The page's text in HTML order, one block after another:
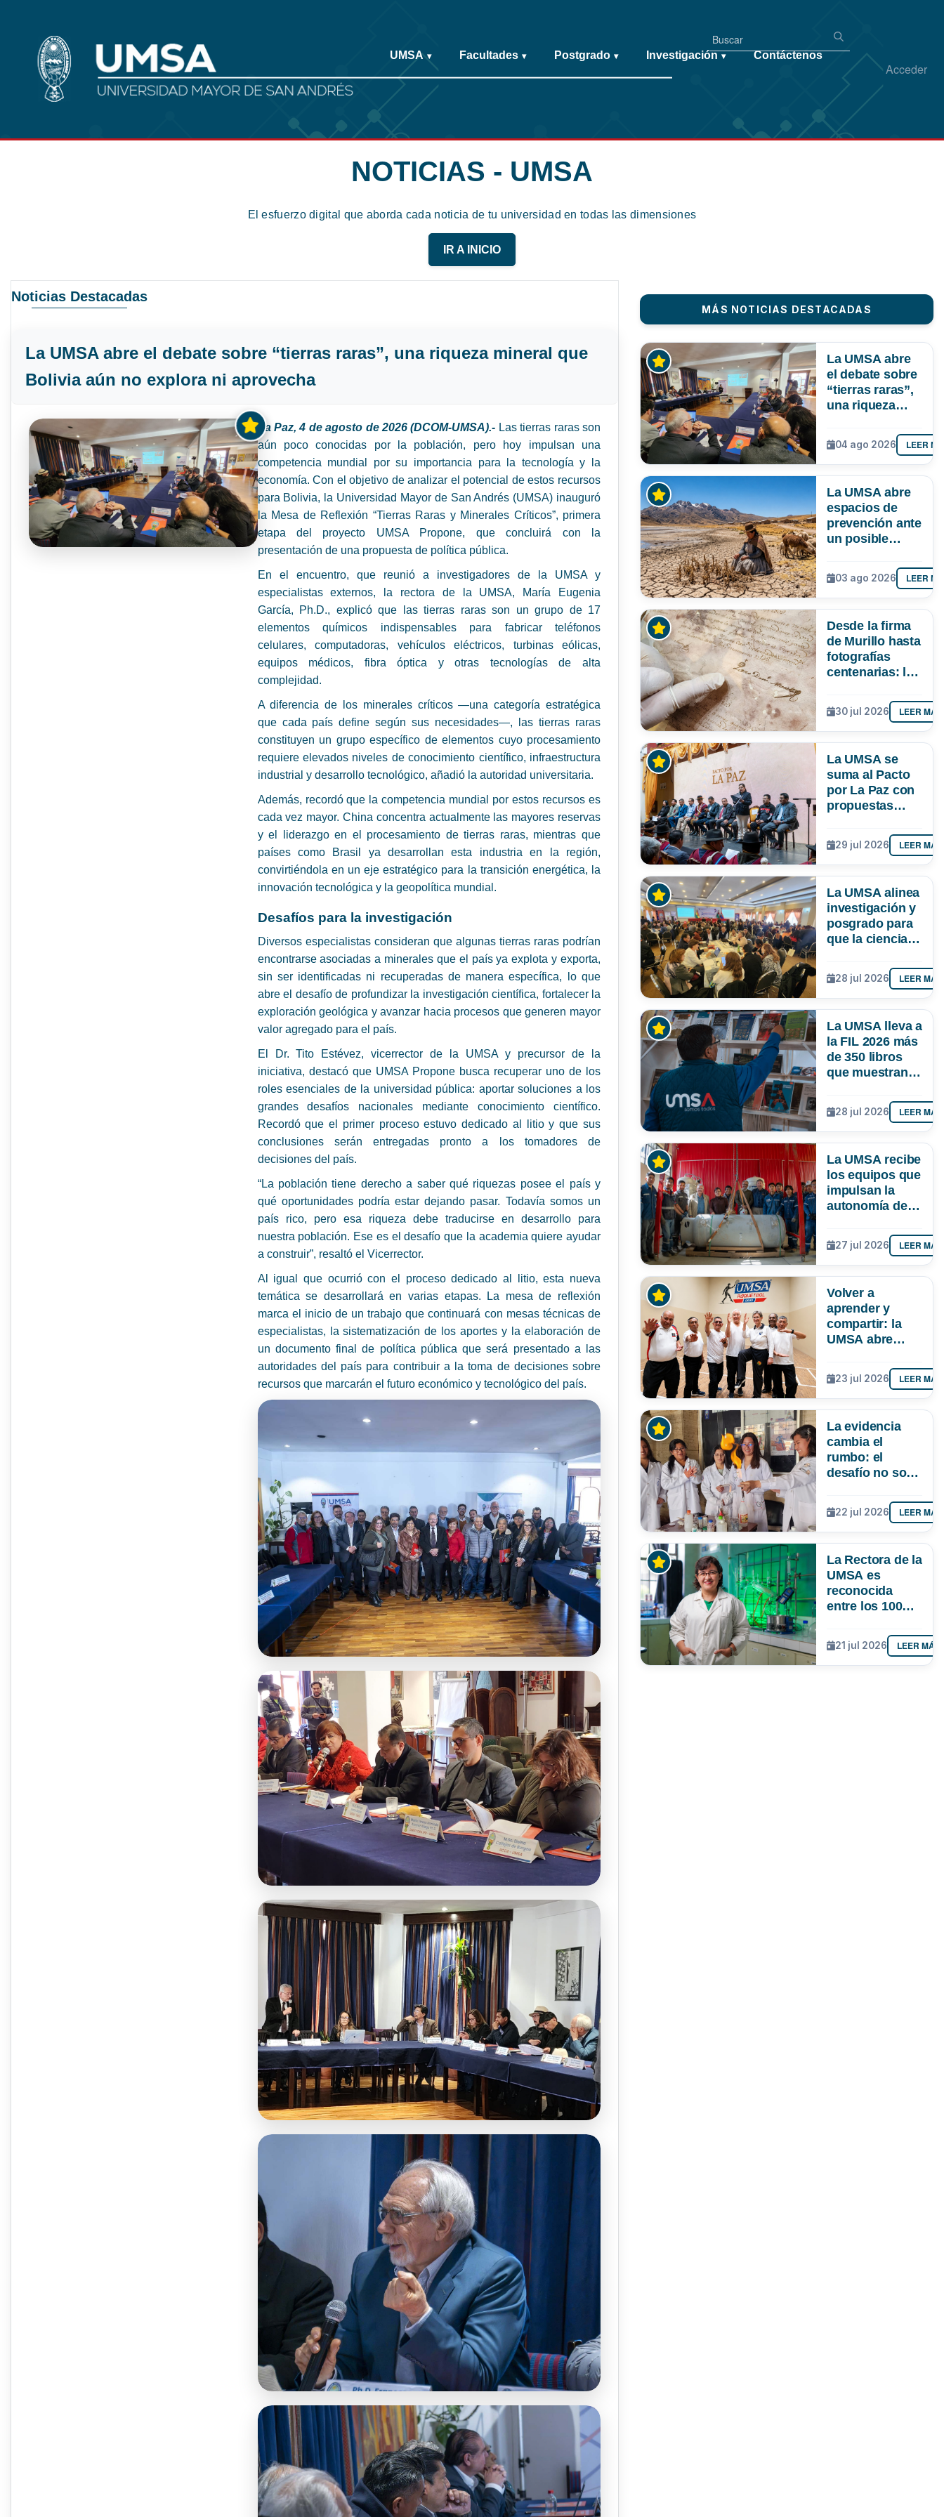
Acceder
UMSA ▾ Facultades ▾ Postgrado ▾ Investigación ▾ Contáctenos
NOTICIAS - UMSA
El esfuerzo digital que aborda cada noticia de tu universidad en todas las dimensiones
IR A INICIO
Noticias Destacadas
La UMSA abre el debate sobre “tierras raras”, una riqueza mineral que
Bolivia aún no explora ni aprovecha
La Paz, 4 de agosto de 2026 (DCOM-UMSA).- Las tierras raras son
aún poco conocidas por la población, pero hoy impulsan una
competencia mundial por su importancia para la tecnología y la
economía. Con el objetivo de analizar el potencial de estos recursos
para Bolivia, la Universidad Mayor de San Andrés (UMSA) inauguró
la Mesa de Reflexión “Tierras Raras y Minerales Críticos”, primera
etapa del proyecto UMSA Propone, que concluirá con la
presentación de una propuesta de política pública.
En el encuentro, que reunió a investigadores de la UMSA y
especialistas externos, la rectora de la UMSA, María Eugenia
García, Ph.D., explicó que las tierras raras son un grupo de 17
elementos químicos indispensables para fabricar teléfonos
celulares, computadoras, vehículos eléctricos, turbinas eólicas,
equipos médicos, fibra óptica y otras tecnologías de alta
complejidad.
A diferencia de los minerales críticos —una categoría estratégica
que cada país define según sus necesidades—, las tierras raras
constituyen un grupo específico de elementos cuyo procesamiento
requiere elevados niveles de conocimiento científico, infraestructura
industrial y desarrollo tecnológico, añadió la autoridad universitaria.
Además, recordó que la competencia mundial por estos recursos es
cada vez mayor. China concentra actualmente las mayores reservas
y el liderazgo en el procesamiento de tierras raras, mientras que
países como Brasil ya desarrollan esta industria en la región,
convirtiéndola en un eje estratégico para la transición energética, la
innovación tecnológica y la geopolítica mundial.
Desafíos para la investigación
Diversos especialistas consideran que algunas tierras raras podrían
encontrarse asociadas a minerales que el país ya explota y exporta,
sin ser identificadas ni recuperadas de manera específica, lo que
abre el desafío de profundizar la investigación científica, fortalecer la
exploración geológica y avanzar hacia procesos que generen mayor
valor agregado para el país.
El Dr. Tito Estévez, vicerrector de la UMSA y precursor de la
iniciativa, destacó que UMSA Propone busca recuperar uno de los
roles esenciales de la universidad pública: aportar soluciones a los
grandes desafíos nacionales mediante conocimiento científico.
Recordó que el primer proceso estuvo dedicado al litio y que sus
conclusiones serán entregadas pronto a los tomadores de
decisiones del país.
“La población tiene derecho a saber qué riquezas posee el país y
qué oportunidades podría estar dejando pasar. Todavía somos un
país rico, pero esa riqueza debe traducirse en desarrollo para
nuestra población. Ese es el desafío que la academia quiere ayudar
a construir”, resaltó el Vicerrector.
Al igual que ocurrió con el proceso dedicado al litio, esta nueva
temática se desarrollará en varias etapas. La mesa de reflexión
marca el inicio de un trabajo que continuará con mesas técnicas de
especialistas, la sistematización de los aportes y la elaboración de
un documento final de política pública que será presentado a las
autoridades del país para contribuir a la toma de decisiones sobre
recursos que marcarán el futuro económico y tecnológico del país.
MÁS NOTICIAS DESTACADAS
La UMSA abre
el debate sobre
“tierras raras”,
una riqueza
Bolivia aún no
explora ni
aprovecha
04 ago 2026 LEER
La UMSA abre
espacios de
prevención ante
un posible
podría superar
a los tres
registrados en
03 ago 2026 LEER
Desde la firma
de Murillo hasta
fotografías
centenarias: la
resguarda 6
joyas de la
memoria
30 jul 2026 LEER MÁS
La UMSA se
suma al Pacto
por La Paz con
propuestas
desarrollo del
departamento
29 jul 2026 LEER MÁS
La UMSA alinea
investigación y
posgrado para
que la ciencia
necesidades de
Bolivia
28 jul 2026 LEER MÁS
La UMSA lleva a
la FIL 2026 más
de 350 libros
que muestran el
que se genera
en Bolivia
28 jul 2026 LEER MÁS
La UMSA recibe
los equipos que
impulsan la
autonomía de
medicinal
27 jul 2026 LEER MÁS
Volver a
aprender y
compartir: la
UMSA abre
para adultos
mayores
23 jul 2026 LEER MÁS
La evidencia
cambia el
rumbo: el
desafío no solo
ciencia, sino
lograr que
lideren
22 jul 2026 LEER MÁS
La Rectora de la
UMSA es
reconocida
entre los 100
destacados de
Bolivia
21 jul 2026 LEER MÁS